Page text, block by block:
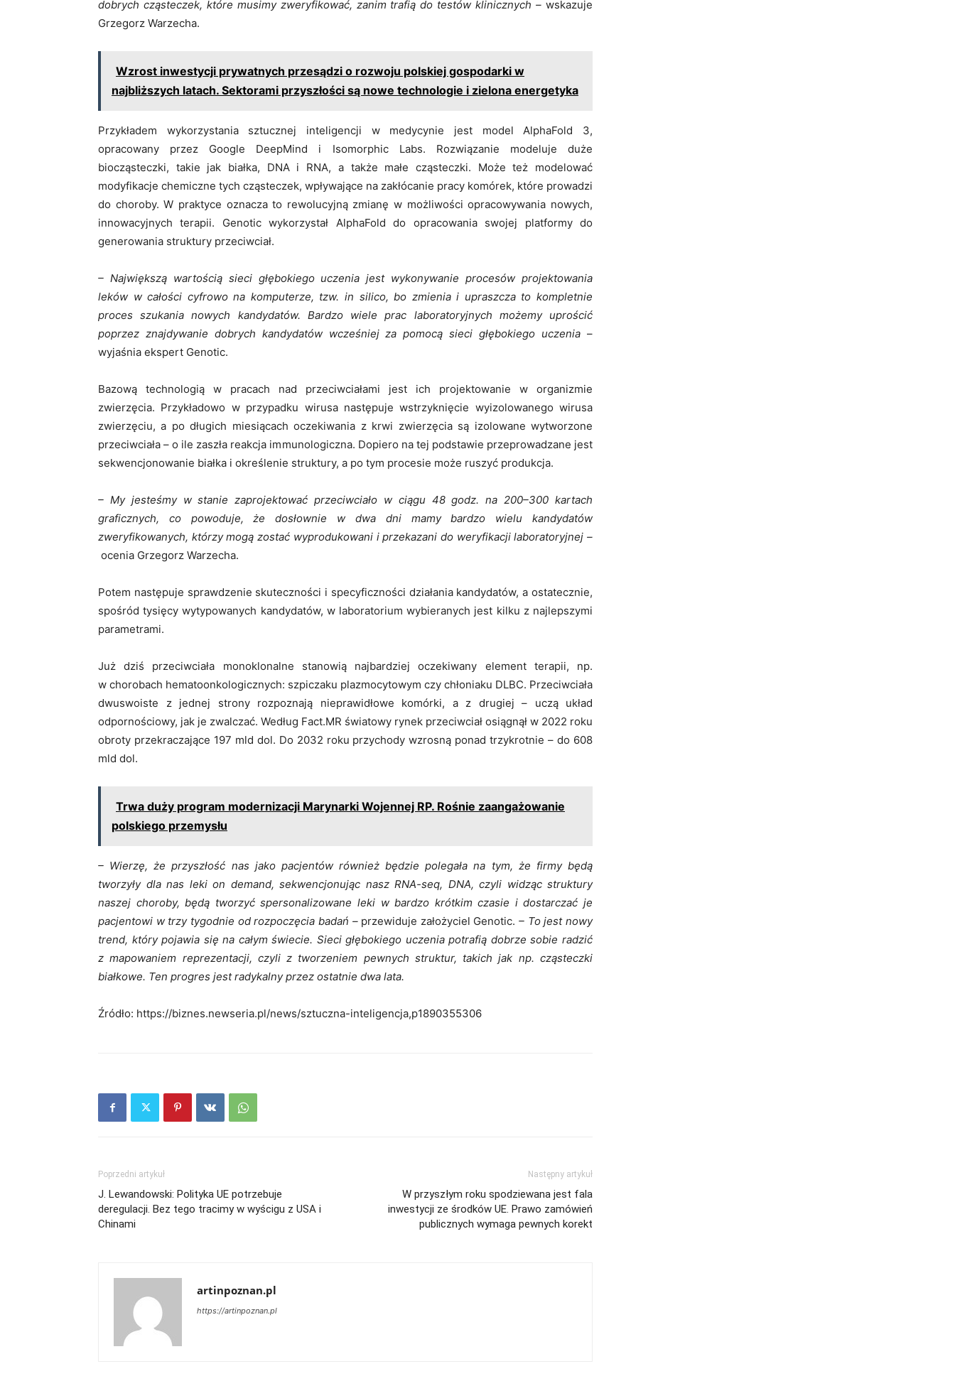
dobrych cząsteczek, które musimy zweryfikować, zanim trafią do testów klinicznych – wskazuje
Grzegorz Warzecha.
Wzrost inwestycji prywatnych przesądzi o rozwoju polskiej gospodarki w
najbliższych latach. Sektorami przyszłości są nowe technologie i zielona energetyka
Przykładem wykorzystania sztucznej inteligencji w medycynie jest model AlphaFold 3,
opracowany przez Google DeepMind i Isomorphic Labs. Rozwiązanie modeluje duże
biocząsteczki, takie jak białka, DNA i RNA, a także małe cząsteczki. Może też modelować
modyfikacje chemiczne tych cząsteczek, wpływające na zakłócanie pracy komórek, które prowadzi
do choroby. W praktyce oznacza to rewolucyjną zmianę w możliwości opracowywania nowych,
innowacyjnych terapii. Genotic wykorzystał AlphaFold do opracowania swojej platformy do
generowania struktury przeciwciał.
– Największą wartością sieci głębokiego uczenia jest wykonywanie procesów projektowania
leków w całości cyfrowo na komputerze, tzw. in silico, bo zmienia i upraszcza to kompletnie
proces szukania nowych kandydatów. Bardzo wiele prac laboratoryjnych możemy uprościć
poprzez znajdywanie dobrych kandydatów wcześniej za pomocą sieci głębokiego uczenia –
wyjaśnia ekspert Genotic.
Bazową technologią w pracach nad przeciwciałami jest ich projektowanie w organizmie
zwierzęcia. Przykładowo w przypadku wirusa następuje wstrzyknięcie wyizolowanego wirusa
zwierzęciu, a po długich miesiącach oczekiwania z krwi zwierzęcia są izolowane wytworzone
przeciwciała – o ile zaszła reakcja immunologiczna. Dopiero na tej podstawie przeprowadzane jest
sekwencjonowanie białka i określenie struktury, a po tym procesie może ruszyć produkcja.
– My jesteśmy w stanie zaprojektować przeciwciało w ciągu 48 godz. na 200–300 kartach
graficznych, co powoduje, że dosłownie w dwa dni mamy bardzo wielu kandydatów
zweryfikowanych, którzy mogą zostać wyprodukowani i przekazani do weryfikacji laboratoryjnej –
ocenia Grzegorz Warzecha.
Potem następuje sprawdzenie skuteczności i specyficzności działania kandydatów, a ostatecznie,
spośród tysięcy wytypowanych kandydatów, w laboratorium wybieranych jest kilku z najlepszymi
parametrami.
Już dziś przeciwciała monoklonalne stanowią najbardziej oczekiwany element terapii, np.
w chorobach hematoonkologicznych: szpiczaku plazmocytowym czy chłoniaku DLBC. Przeciwciała
dwuswoiste z jednej strony rozpoznają nieprawidłowe komórki, a z drugiej – uczą układ
odpornościowy, jak je zwalczać. Według Fact.MR światowy rynek przeciwciał osiągnął w 2022 roku
obroty przekraczające 197 mld dol. Do 2032 roku przychody wzrosną ponad trzykrotnie – do 608
mld dol.
Trwa duży program modernizacji Marynarki Wojennej RP. Rośnie zaangażowanie
polskiego przemysłu
– Wierzę, że przyszłość nas jako pacjentów również będzie polegała na tym, że firmy będą
tworzyły dla nas leki on demand, sekwencjonując nasz RNA-seq, DNA, czyli widząc struktury
naszej choroby, będą tworzyć spersonalizowane leki w bardzo krótkim czasie i dostarczać je
pacjentowi w trzy tygodnie od rozpoczęcia badań –przewiduje założyciel Genotic.– To jest nowy
trend, który pojawia się na całym świecie. Sieci głębokiego uczenia potrafią dobrze sobie radzić
z mapowaniem reprezentacji, czyli z tworzeniem pewnych struktur, takich jak np. cząsteczki
białkowe. Ten progres jest radykalny przez ostatnie dwa lata.
Źródło: https://biznes.newseria.pl/news/sztuczna-inteligencja,p1890355306
Poprzedni artykuł
J. Lewandowski: Polityka UE potrzebuje
deregulacji. Bez tego tracimy w wyścigu z USA i
Chinami
Następny artykuł
W przyszłym roku spodziewana jest fala
inwestycji ze środków UE. Prawo zamówień
publicznych wymaga pewnych korekt
artinpoznan.pl
https://artinpoznan.pl